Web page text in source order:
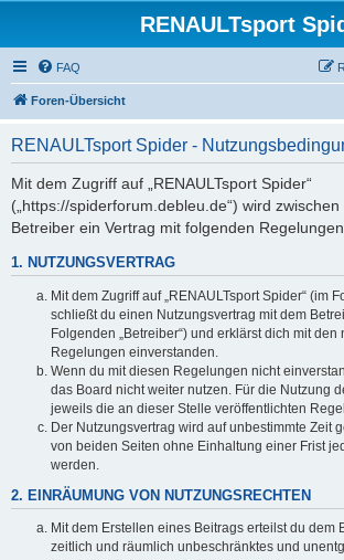
RENAULTsport
FAQ
Foren-Übersicht
RENAULTsport Spider -
Mit dem Zugriff auf „RENAULTsport Spider“
(„https://spiderforum.debleu.de“) wird
Betreiber ein Vertrag mit folgenden
1. NUTZUNGSVERTRAG
Mit dem Zugriff auf „RENAULTsport Spider“ (im
schließt du einen Nutzungsvertrag mit dem
Folgenden „Betreiber“) und erklärst dich mit den
Regelungen einverstanden.
Wenn du mit diesen Regelungen nicht
das Board nicht weiter nutzen. Für die Nutzung
jeweils die an dieser Stelle veröffentlichten
Der Nutzungsvertrag wird auf unbestimmte Zeit
von beiden Seiten ohne Einhaltung einer Frist
werden.
2. EINRÄUMUNG VON NUTZUNGSRECHTEN
Mit dem Erstellen eines Beitrags erteilst du dem
zeitlich und räumlich unbeschränktes und